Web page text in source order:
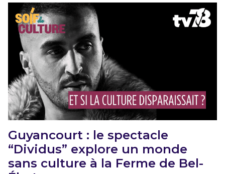
Guyancourt : le spectacle
“Dividus” explore un monde
sans culture à la Ferme de Bel-